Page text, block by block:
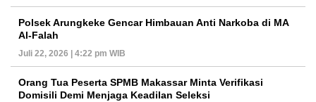
Polsek Arungkeke Gencar Himbauan Anti Narkoba di MA
Al-Falah
Juli 22, 2026 | 4:22 pm WIB
Orang Tua Peserta SPMB Makassar Minta Verifikasi
Domisili Demi Menjaga Keadilan Seleksi